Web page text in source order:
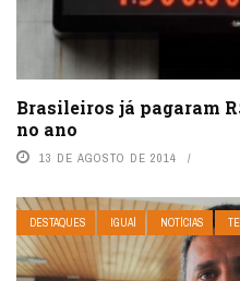
Brasileiros já pagaram
no ano
13 DE AGOSTO DE 2014
DESTAQUES IGUAÍ NOTÍCIAS